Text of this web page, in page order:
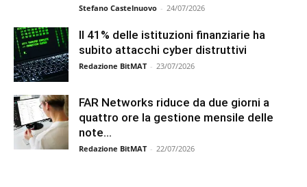
Stefano Castelnuovo - 24/07/2026
Il 41% delle istituzioni finanziarie ha
subito attacchi cyber distruttivi
Redazione BitMAT - 23/07/2026
FAR Networks riduce da due giorni a
quattro ore la gestione mensile delle
note...
Redazione BitMAT - 22/07/2026